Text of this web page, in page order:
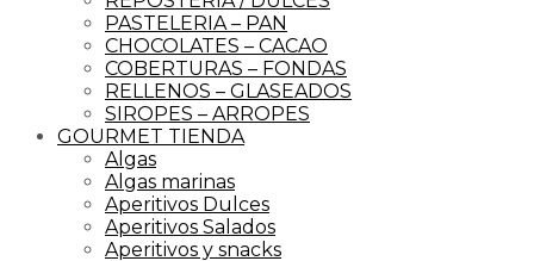
PASTELERIA – PAN
CHOCOLATES – CACAO
COBERTURAS – FONDAS
RELLENOS – GLASEADOS
SIROPES – ARROPES
GOURMET TIENDA
Algas
Algas marinas
Aperitivos Dulces
Aperitivos Salados
Aperitivos y snacks